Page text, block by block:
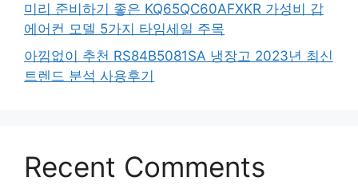
미리 준비하기 좋은 KQ65QC60AFXKR 가성비 갑
에어컨 모델 5가지 타임세일 주목
아낌없이 추천 RS84B5081SA 냉장고 2023년 최신
트렌드 분석 사용후기
Recent Comments